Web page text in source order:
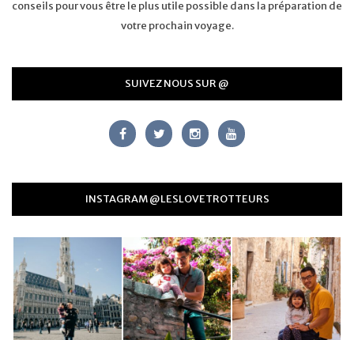
conseils pour vous être le plus utile possible dans la préparation de
votre prochain voyage.
SUIVEZ NOUS SUR @
INSTAGRAM @LESLOVETROTTEURS